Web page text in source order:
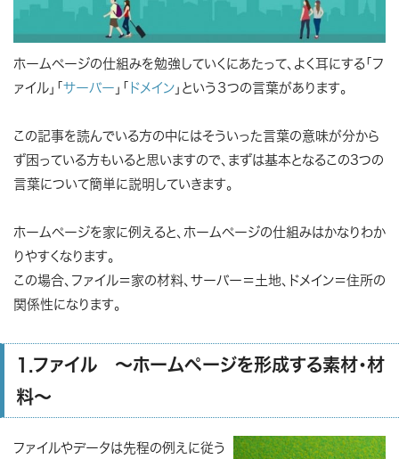
ホームページの仕組みを勉強していくにあたって、よく耳にする「フ
ァイル」「 サーバー 」「 ドメイン 」という３つの言葉があります。
この記事を読んでいる方の中にはそういった言葉の意味が分から
ず困っている方もいると思いますので、まずは基本となるこの3つの
言葉について簡単に説明していきます。
ホームページを家に例えると、ホームページの仕組みはかなりわか
りやすくなります。
この場合、 ファイル＝家の材料、 サーバー＝土地、 ドメイン＝住所の
関係性になります。
1.ファイル ～ホームページを形成する素材・材
料～
ファイルやデータは先程の例えに従う